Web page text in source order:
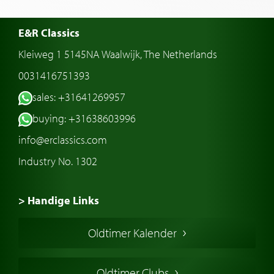
E&R Classics
Kleiweg 1 5145NA Waalwijk, The Netherlands
0031416751393
sales: +31641269957
buying: +31638603996
info@erclassics.com
Industry No. 1302
> Handige Links
Oldtimer Kalender